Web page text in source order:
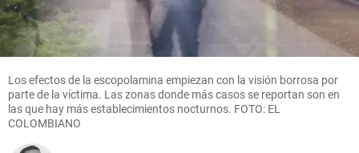
Los efectos de la escopolamina empiezan con la visión borrosa por
parte de la víctima. Las zonas donde más casos se reportan son en
las que hay más establecimientos nocturnos. FOTO: EL
COLOMBIANO